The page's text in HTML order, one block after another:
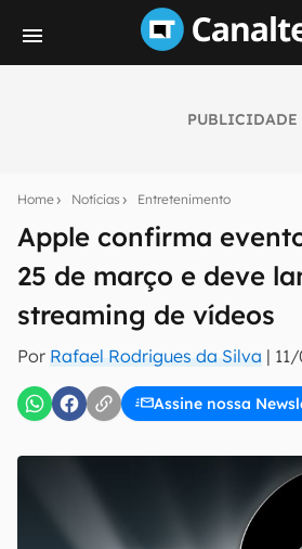
PUBLICIDADE
Home Notícias Entretenimento
Apple confirma
25 de março e deve
streaming de vídeos
Por Rafael Rodrigues da Silva |
Assine nossa
notícias e reviews sobre
mão.
E-mail
inscreva-se
Uso e Política de Privacidade do